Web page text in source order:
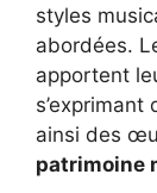
styles
abordées.
apportent
ainsi des
patrimoine